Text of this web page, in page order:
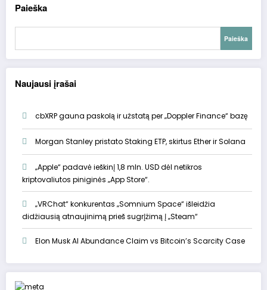
Paieška
Paieška
Naujausi įrašai
cbXRP gauna paskolą ir užstatą per „Doppler Finance“ bazę
Morgan Stanley pristato Staking ETP, skirtus Ether ir Solana
„Apple“ padavė ieškinį 1,8 mln. USD dėl netikros
kriptovaliutos piniginės „App Store“.
„VRChat“ konkurentas „Somnium Space“ išleidžia
didžiausią atnaujinimą prieš sugrįžimą į „Steam“
Elon Musk AI Abundance Claim vs Bitcoin’s Scarcity Case